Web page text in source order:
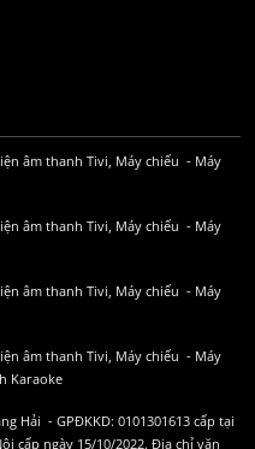
âm thanh Tivi, Máy chiếu - Máy
âm thanh Tivi, Máy chiếu - Máy
âm thanh Tivi, Máy chiếu - Máy
âm thanh Tivi, Máy chiếu - Máy
Karaoke
Hải - GPĐKKD: 0101301613 cấp tại
cấp ngày 15/10/2022. Địa chỉ văn